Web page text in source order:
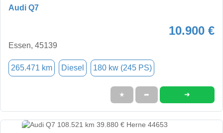
Audi Q7
10.900 €
Essen, 45139
265.471 km Diesel 180 kw (245 PS)
★ ➦ ➜